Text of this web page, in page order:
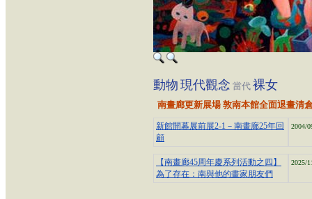
動物 現代觀念 當代 裸女
南畫廊更新展場 敦南本館全面退畫清
新館開幕展前展2-1－南畫廊25年回
顧
2004/
【南畫廊45周年慶系列活動之四】
為了存在：南與他的畫家朋友們
2025/